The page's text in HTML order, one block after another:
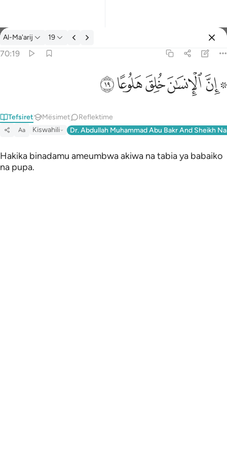
Tefsir: Al-Ma'arij 70:19
Al-Ma'arij 19
70:19
ﱪ ﱫﱬﱭﱮﱯ
Tefsiret Mësimet Reflektime
Aa Kiswahili Dr. Abdullah Muhammad Abu Bakr And Sheikh
Hakika binadamu ameumbwa akiwa na tabia ya babaiko
na pupa.